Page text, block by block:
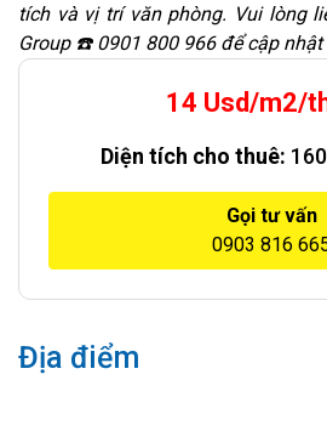
tích và vị trí văn phòng. Vui lòng
Group ☎️ 0901 800 966 để cập
14 Usd/m2/
Diện tích cho thuê:
Gọi tư vấn
0903 816
Địa điểm